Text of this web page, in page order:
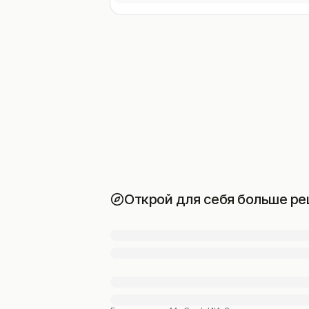
Открой для себя больше